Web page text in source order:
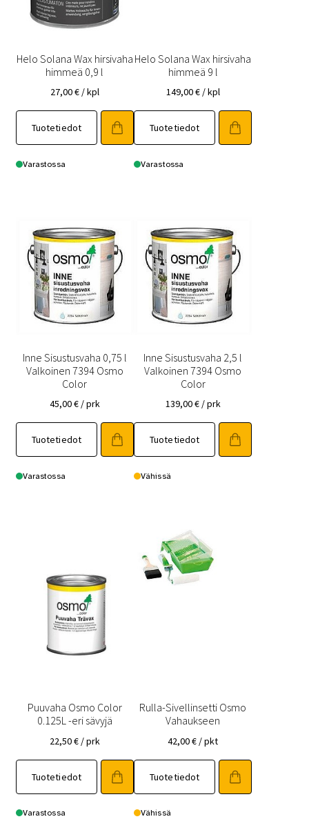
Helo Solana Wax hirsivaha
himmeä 0,9 l
27,00€ / kpl
Tuotetiedot
Varastossa
Helo Solana Wax hirsivaha
himmeä 9 l
149,00€ / kpl
Tuotetiedot
Varastossa
Inne Sisustusvaha 0,75 l
Valkoinen 7394 Osmo
Color
45,00€ / prk
Tuotetiedot
Varastossa
Inne Sisustusvaha 2,5 l
Valkoinen 7394 Osmo
Color
139,00€ / prk
Tuotetiedot
Vähissä
Puuvaha Osmo Color
0.125L -eri sävyjä
22,50€ / prk
Tuotetiedot
Tällä
tuotteella
on
useampi
Varastossa
Rulla-Sivellinsetti Osmo
Vahaukseen
42,00€ / pkt
Tuotetiedot
Vähissä